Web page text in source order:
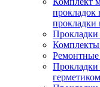
прокладки
Ремонтные
герметиком